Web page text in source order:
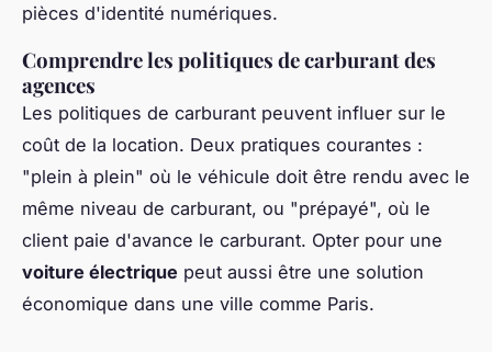
pièces d'identité numériques.
Comprendre les politiques de carburant des
agences
Les politiques de carburant peuvent influer sur le
coût de la location. Deux pratiques courantes :
"plein à plein" où le véhicule doit être rendu avec le
même niveau de carburant, ou "prépayé", où le
client paie d'avance le carburant. Opter pour une
voiture électrique peut aussi être une solution
économique dans une ville comme Paris.